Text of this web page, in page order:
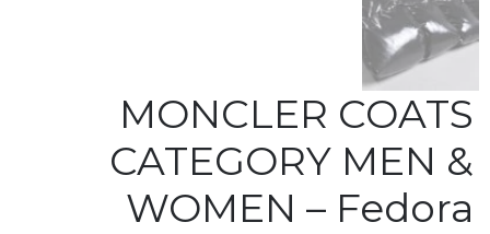
MONCLER COATS
CATEGORY MEN &
WOMEN – Fedora